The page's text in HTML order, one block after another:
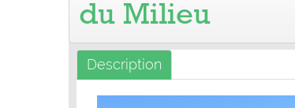
du Milieu
Description